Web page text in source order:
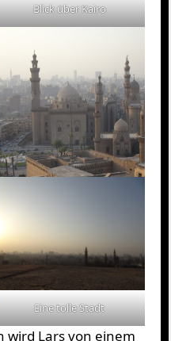
Blick über Kairo
Eine tolle Stadt
wird Lars von einem